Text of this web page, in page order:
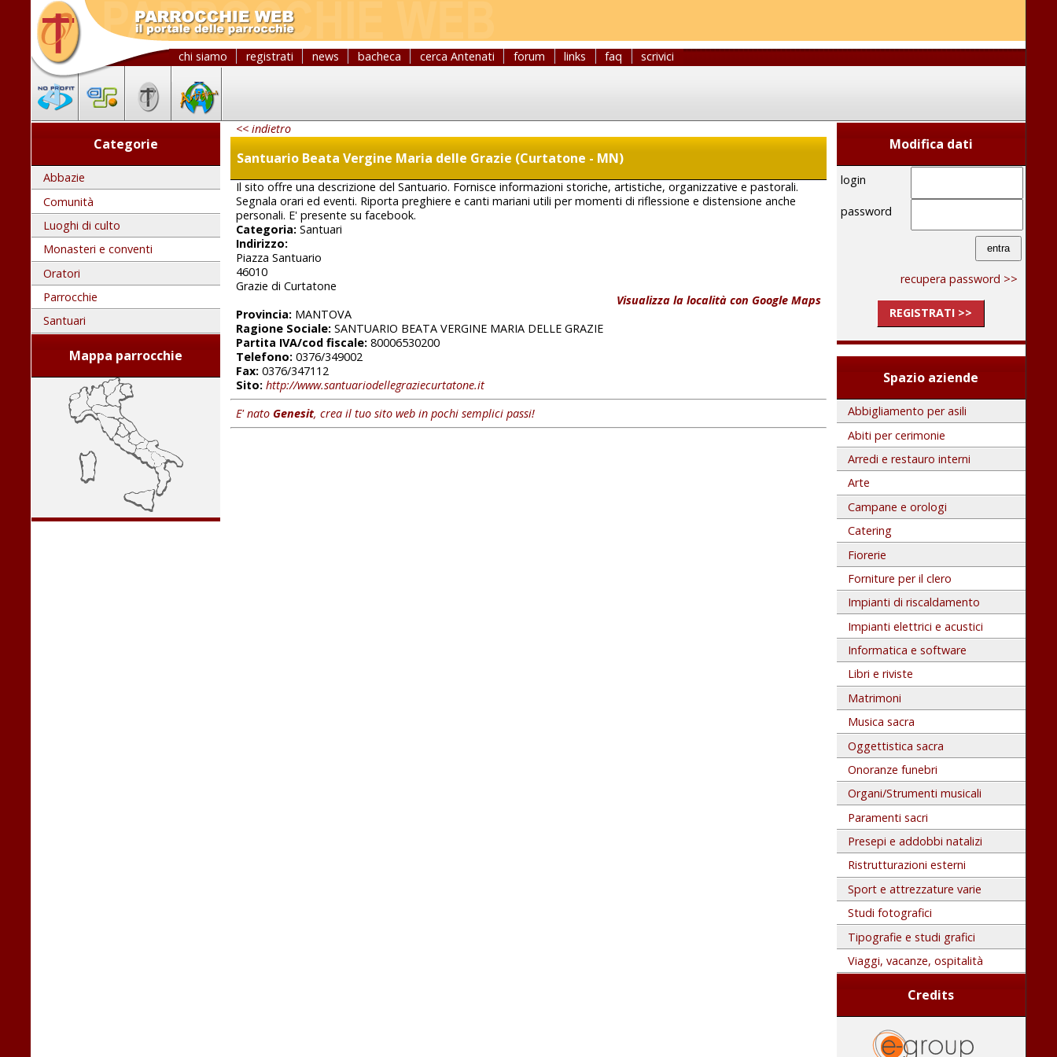
chi siamo registrati news bacheca cerca Antenati forum links faq scrivici
Categorie
Abbazie
Comunità
Luoghi di culto
Monasteri e conventi
Oratori
Parrocchie
Santuari
Mappa parrocchie
<< indietro
Santuario Beata Vergine Maria delle Grazie (Curtatone - MN)
Il sito offre una descrizione del Santuario. Fornisce informazioni storiche, artistiche, organizzative e pastorali.
Segnala orari ed eventi. Riporta preghiere e canti mariani utili per momenti di riflessione e distensione anche
personali. E' presente su facebook.
Categoria: Santuari
Indirizzo:
Piazza Santuario
46010
Grazie di Curtatone
Visualizza la località con Google Maps
Provincia: MANTOVA
Ragione Sociale: SANTUARIO BEATA VERGINE MARIA DELLE GRAZIE
Partita IVA/cod fiscale: 80006530200
Telefono: 0376/349002
Fax: 0376/347112
Sito: http://www.santuariodellegraziecurtatone.it
E' nato Genesit, crea il tuo sito web in pochi semplici passi!
Modifica dati
login
password
recupera password >>
REGISTRATI >>
Spazio aziende
Abbigliamento per asili
Abiti per cerimonie
Arredi e restauro interni
Arte
Campane e orologi
Catering
Fiorerie
Forniture per il clero
Impianti di riscaldamento
Impianti elettrici e acustici
Informatica e software
Libri e riviste
Matrimoni
Musica sacra
Oggettistica sacra
Onoranze funebri
Organi/Strumenti musicali
Paramenti sacri
Presepi e addobbi natalizi
Ristrutturazioni esterni
Sport e attrezzature varie
Studi fotografici
Tipografie e studi grafici
Viaggi, vacanze, ospitalità
Credits